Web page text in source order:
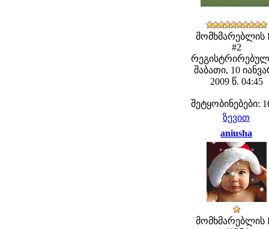
მომხმარებლის
#2
შაბათი, 10
2009 წ. 04:45
შეტყობინებები:
ზევით
aniusha
მომხმარებლის